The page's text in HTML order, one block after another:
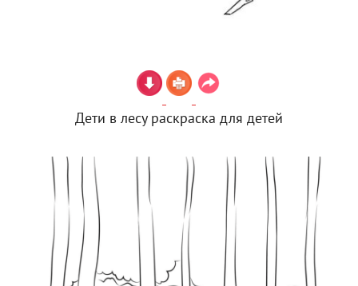
Дети в лесу раскраска для детей